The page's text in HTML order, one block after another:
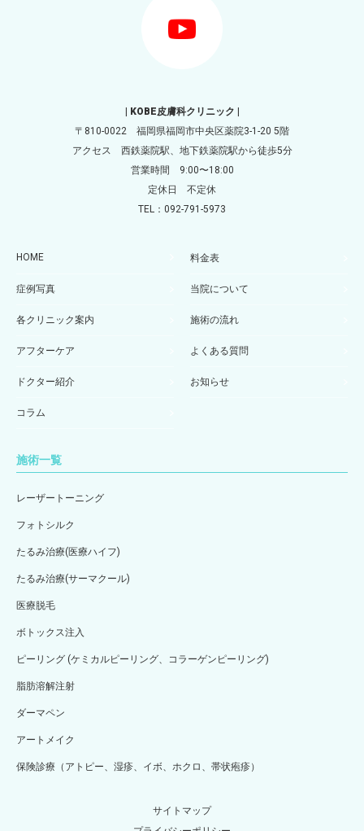
| KOBE皮膚科クリニック |
〒810-0022 福岡県福岡市中央区薬院3-1-20 5階
アクセス 西鉄薬院駅、地下鉄薬院駅から徒歩5分
営業時間 9:00〜18:00
定休日 不定休
TEL：092-791-5973
HOME 料金表
症例写真 当院について
各クリニック案内 施術の流れ
アフターケア よくある質問
ドクター紹介 お知らせ
コラム
施術一覧
レーザートーニング
フォトシルク
たるみ治療(医療ハイフ)
たるみ治療(サーマクール)
医療脱毛
ボトックス注入
ピーリング (ケミカルピーリング、コラーゲンピーリング)
脂肪溶解注射
ダーマペン
アートメイク
保険診療（アトピー、湿疹、イボ、ホクロ、帯状疱疹）
サイトマップ